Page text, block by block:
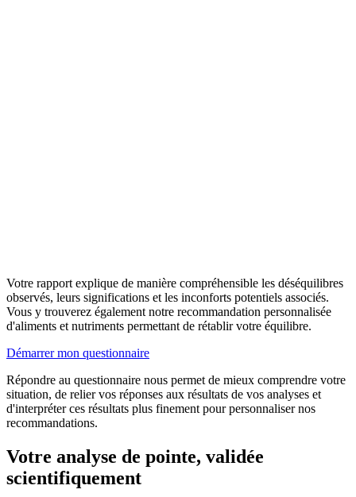
Votre rapport explique de manière compréhensible les déséquilibres
observés, leurs significations et les inconforts potentiels associés.
Vous y trouverez également notre recommandation personnalisée
d'aliments et nutriments permettant de rétablir votre équilibre.
Démarrer mon questionnaire
Répondre au questionnaire nous permet de mieux comprendre votre
situation, de relier vos réponses aux résultats de vos analyses et
d'interpréter ces résultats plus finement pour personnaliser nos
recommandations.
Votre analyse de pointe, validée
scientifiquement